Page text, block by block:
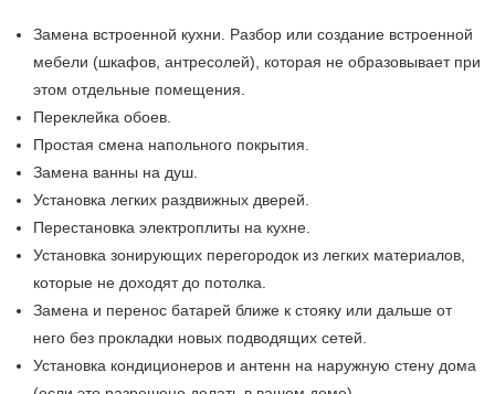
Замена встроенной кухни. Разбор или создание встроенной
мебели (шкафов, антресолей), которая не образовывает при
этом отдельные помещения.
Переклейка обоев.
Простая смена напольного покрытия.
Замена ванны на душ.
Установка легких раздвижных дверей.
Перестановка электроплиты на кухне.
Установка зонирующих перегородок из легких материалов,
которые не доходят до потолка.
Замена и перенос батарей ближе к стояку или дальше от
него без прокладки новых подводящих сетей.
Установка кондиционеров и антенн на наружную стену дома